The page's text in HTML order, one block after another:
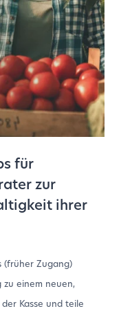
für
zur
ihrer
(früher Zugang)
zu einem neuen,
Kasse und teile